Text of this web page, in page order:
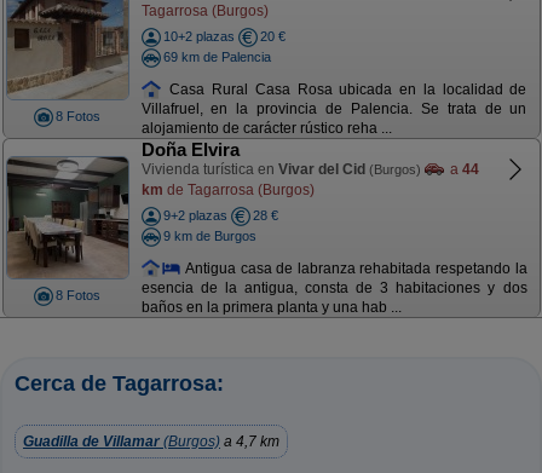
8 Fotos
Tagarrosa (Burgos)
10+2 plazas
20 €
69 km de Palencia
Casa Rural Casa Rosa ubicada en la localidad de
Villafruel, en la provincia de Palencia. Se trata de un
alojamiento de carácter rústico reha ...
8 Fotos
Doña Elvira
Vivienda turística en Vivar del Cid (Burgos) a 44
km de Tagarrosa (Burgos)
9+2 plazas
28 €
9 km de Burgos
Antigua casa de labranza rehabitada respetando la
esencia de la antigua, consta de 3 habitaciones y dos
baños en la primera planta y una hab ...
Cerca de Tagarrosa:
Guadilla de Villamar (Burgos) a 4,7 km